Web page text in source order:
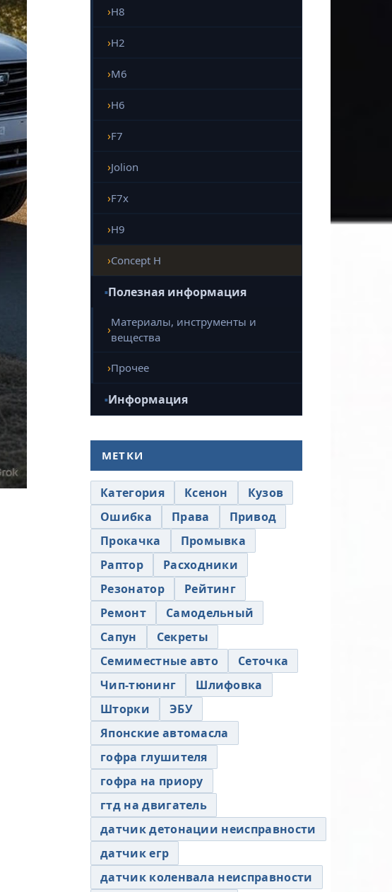
H8
H2
M6
H6
F7
Jolion
F7x
H9
Concept H
Полезная информация
Материалы, инструменты и
вещества
Прочее
Информация
МЕТКИ
Категория Ксенон
Кузов
Ошибка
Права
Привод
Прокачка
Промывка
Раптор
Расходники
Резонатор
Рейтинг
Ремонт
Самодельный
Сапун
Секреты
Семиместные авто
Сеточка
Чип-тюнинг
Шлифовка
Шторки
ЭБУ
Японские автомасла
гофра глушителя
гофра на приору
гтд на двигатель
датчик детонации неисправности
датчик егр
датчик коленвала неисправности